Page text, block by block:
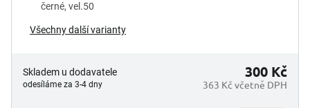
černé, vel.50
Všechny další varianty
Skladem u dodavatele
odesíláme za 3-4 dny 363 Kč včetně DPH
300 Kč